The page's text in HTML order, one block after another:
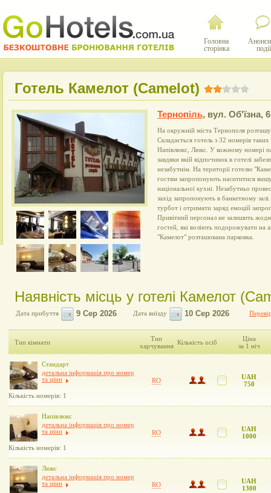
Головна
сторінка
події
Готель Камелот (Camelot)
Тернопіль, вул. Об'їзна, 6
На окружній міста Тернополя
Складається готель з 32 номерів
Напівлюкс, Люкс. У кожному номері
завдяки якій відпочинок в готелі
незабутнім. На території готелю
гостям запропонують насититися
національної кухні. Незабутньо
захід запропонують в банкетному
турбот і отримати заряд емоцій
Привітний персонал не залишить
гостей, які воліють подорожувати на
"Камелот" розташована парковка.
Наявність місць у готелі Камелот
Дата прибуття Дата виїзду
Тип кімнати
Тип
харчування Кількість осіб
Ціна
за 1 ніч
Стандарт
детальна інформація про номер
та ціни
Кількість номерів: 1
RO
UAH
750
Напівлюкс
детальна інформація про номер
та ціни
Кількість номерів: 1
RO
UAH
1000
Люкс
детальна інформація про номер
та ціни
RO
UAH
1300